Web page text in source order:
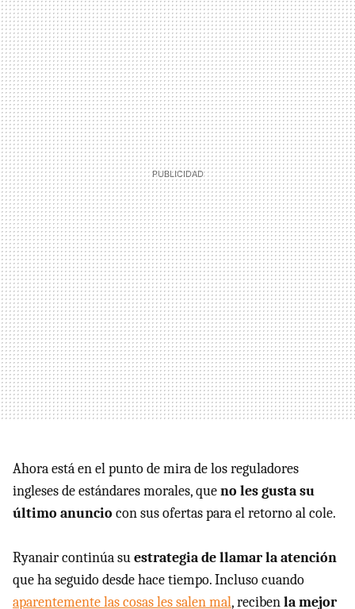
Ahora está en el punto de mira de los reguladores
ingleses de estándares morales, queno les gusta su
último anuncio con sus ofertas para el retorno al cole.
Ryanair continúa suestrategia de llamar la atención
que ha seguido desde hace tiempo. Incluso cuando
aparentemente las cosas les salen mal, recibenla mejor